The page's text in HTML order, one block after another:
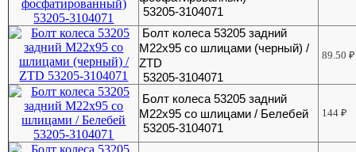
53205-3104071
Болт колеса 53205 задний
М22х95 со шлицами (черный) /
ZTD
53205-3104071
89.50₽
Болт колеса 53205 задний
М22х95 со шлицами / Белебей
53205-3104071
144₽